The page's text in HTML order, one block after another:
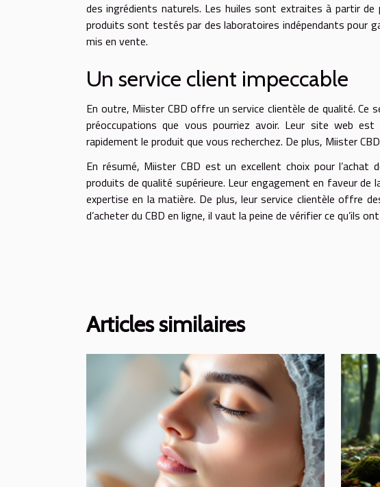
des ingrédients naturels. Les huiles sont extraites à partir de
produits sont testés par des laboratoires indépendants pour
mis en vente.
Un service client impeccable
En outre, Miister CBD offre un service clientèle de qualité.
préoccupations que vous pourriez avoir. Leur site web
rapidement le produit que vous recherchez. De plus, Miister
En résumé, Miister CBD est un excellent choix pour
produits de qualité supérieure. Leur engagement en faveur
expertise en la matière. De plus, leur service clientèle offre
d’acheter du CBD en ligne, il vaut la peine de vérifier ce qu’ils
Articles similaires